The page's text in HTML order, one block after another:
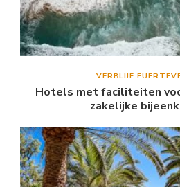
VERBLIJF
Hotels met faciliteiten
zakelijke